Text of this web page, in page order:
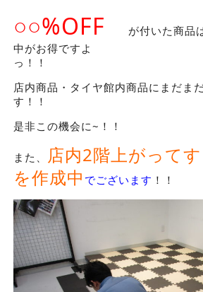
○○%OFF
が付いた商品
中がお得ですよ
っ！！
店内商品・タイヤ館内商品にまだま
す！！
是非この機会に~！！
また、
店内2階上がって
を作成中 でございます ！！